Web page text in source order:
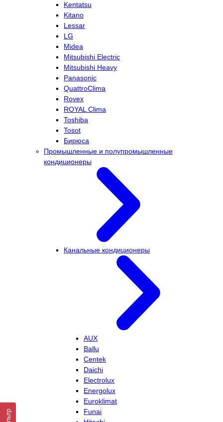
Kentatsu
Kitano
Lessar
LG
Midea
Mitsubishi Electric
Mitsubishi Heavy
Panasonic
QuattroClima
Rovex
ROYAL Clima
Toshiba
Tosot
Бирюса
Промышленные и полупромышленные
кондиционеры
Канальные кондиционеры
AUX
Ballu
Centek
Daichi
Electrolux
Energolux
Euroklimat
Funai